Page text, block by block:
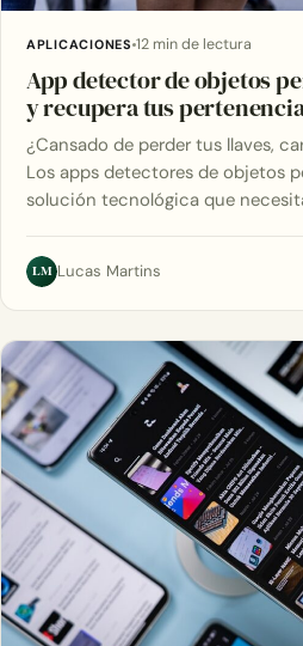
APLICACIONES 12 min de lectura
App detector de objetos
y recupera tus
¿Cansado de perder tus llaves,
Los apps detectores de objetos
solución tecnológica que
LM Lucas Martins